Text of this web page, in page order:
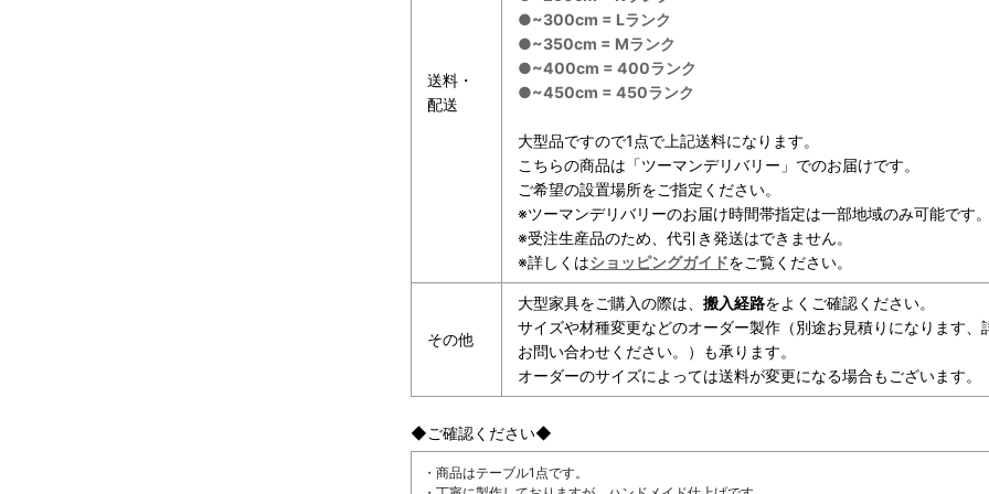
送料・
配送
●~300cm = Lランク
●~350cm = Mランク
●~400cm = 400ランク
●~450cm = 450ランク
大型品ですので1点で上記送料になります。
こちらの商品は「ツーマンデリバリー」でのお届けです。
ご希望の設置場所をご指定ください。
※ツーマンデリバリーのお届け時間帯指定は一部地域のみ可能です。
※受注生産品のため、代引き発送はできません。
※詳しくはショッピングガイドをご覧ください。
その他
大型家具をご購入の際は、搬入経路をよくご確認ください。
サイズや材種変更などのオーダー製作（別途お見積りになります、
お問い合わせください。）も承ります。
オーダーのサイズによっては送料が変更になる場合もございます。
◆ご確認ください◆
・商品はテーブル1点です。